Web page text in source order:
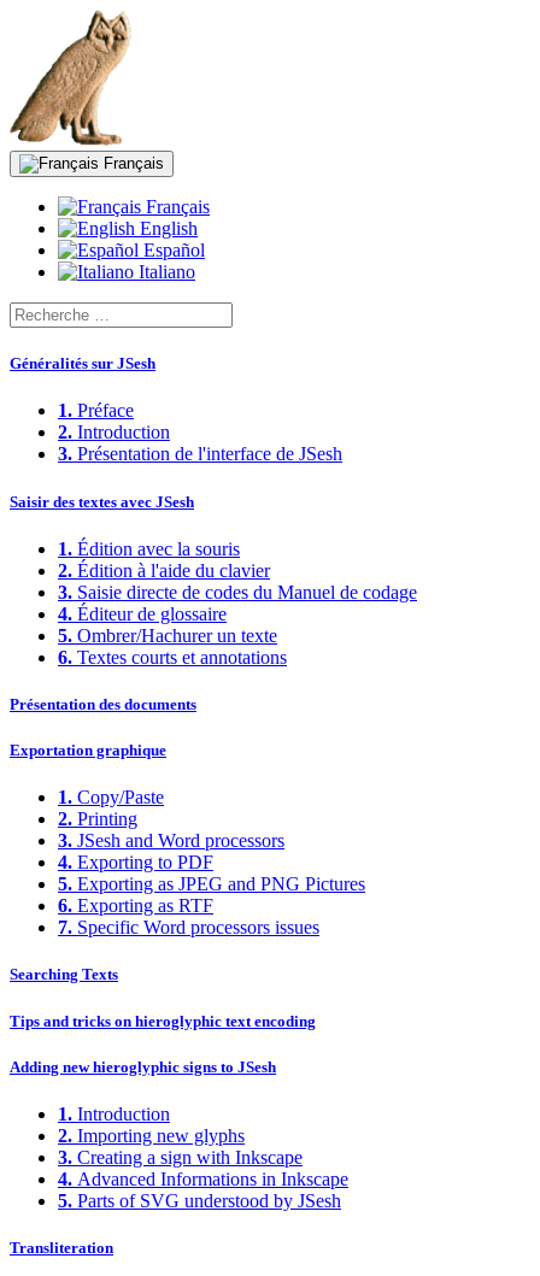
Français
Français
English
Español
Italiano
Généralités sur JSesh
1. Préface
2. Introduction
3. Présentation de l'interface de JSesh
Saisir des textes avec JSesh
1. Édition avec la souris
2. Édition à l'aide du clavier
3. Saisie directe de codes du Manuel de codage
4. Éditeur de glossaire
5. Ombrer/Hachurer un texte
6. Textes courts et annotations
Présentation des documents
Exportation graphique
1. Copy/Paste
2. Printing
3. JSesh and Word processors
4. Exporting to PDF
5. Exporting as JPEG and PNG Pictures
6. Exporting as RTF
7. Specific Word processors issues
Searching Texts
Tips and tricks on hieroglyphic text encoding
Adding new hieroglyphic signs to JSesh
1. Introduction
2. Importing new glyphs
3. Creating a sign with Inkscape
4. Advanced Informations in Inkscape
5. Parts of SVG understood by JSesh
Transliteration